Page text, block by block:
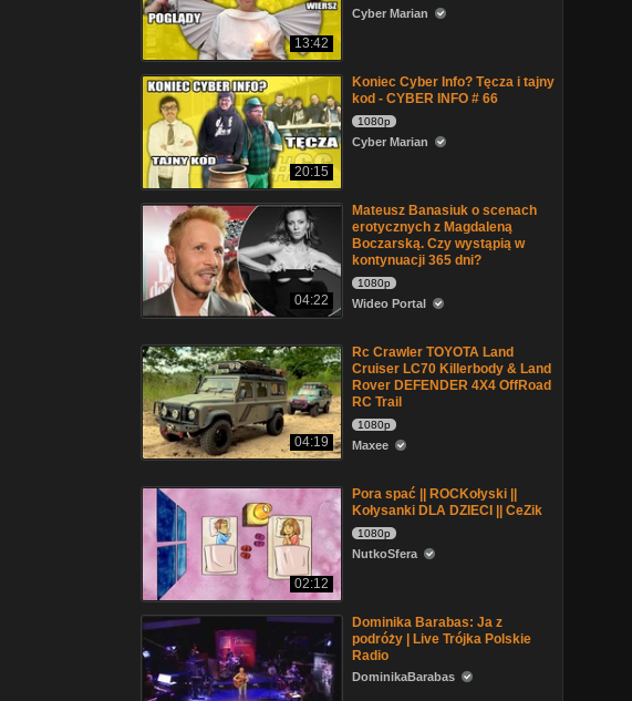
13:42
Cyber Marian
20:15
Koniec Cyber Info? Tęcza i tajny
kod - CYBER INFO # 66
1080p
Cyber Marian
04:22
Mateusz Banasiuk o scenach
erotycznych z Magdaleną
Boczarską. Czy wystąpią w
kontynuacji 365 dni?
1080p
Wideo Portal
04:19
Rc Crawler TOYOTA Land
Cruiser LC70 Killerbody & Land
Rover DEFENDER 4X4 OffRoad
RC Trail
1080p
Maxee
02:12
Pora spać || ROCKołyski ||
Kołysanki DLA DZIECI || CeZik
1080p
NutkoSfera
Dominika Barabas: Ja z
podróży | Live Trójka Polskie
Radio
DominikaBarabas